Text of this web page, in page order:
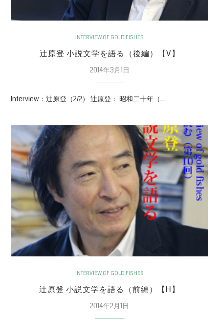
INTERVIEW OF GOLD FISHES
辻原登 小説文学を語る（後編）【V】
2014年3月1日
Interview：辻原登（2/2） 辻原登： 昭和二十年（…
INTERVIEW OF GOLD FISHES
辻原登 小説文学を語る（前編）【H】
2014年2月1日